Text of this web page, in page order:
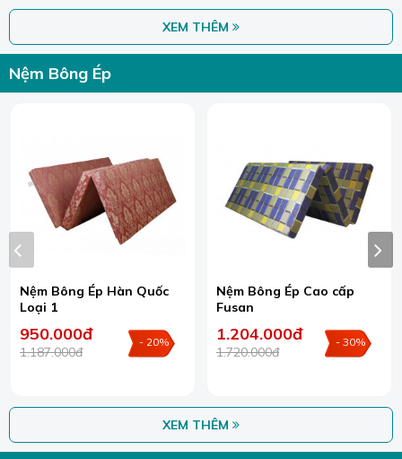
XEM THÊM
Nệm Bông Ép
Nệm Bông Ép Hàn Quốc
Loại 1
950.000đ
1.187.000đ
- 20%
Nệm Bông Ép Cao cấp
Fusan
1.204.000đ
1.720.000đ
- 30%
XEM THÊM